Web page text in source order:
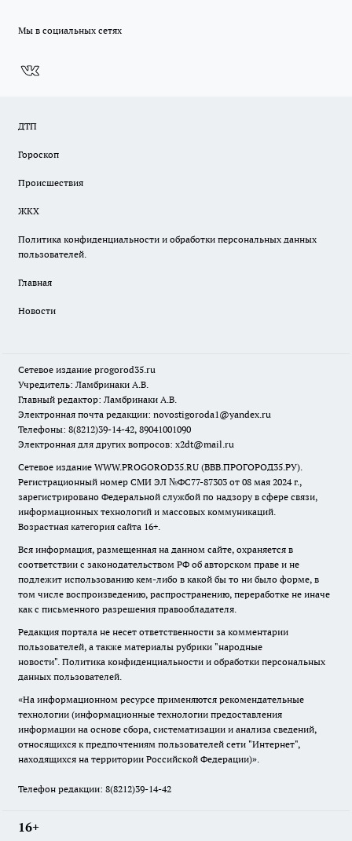
Мы в социальных сетях
ДТП
Гороскоп
Происшествия
ЖКХ
Политика конфиденциальности и обработки персональных данных
пользователей.
Главная
Новости
Сетевое издание progorod35.ru
Учредитель: Ламбринаки А.В.
Главный редактор: Ламбринаки А.В.
Электронная почта редакции: novostigoroda1@yandex.ru
Телефоны: 8(8212)39-14-42, 89041001090
Электронная для других вопросов: x2dt@mail.ru
Сетевое издание WWW.PROGOROD35.RU (ВВВ.ПРОГОРОД35.РУ).
Регистрационный номер СМИ ЭЛ №ФС77-87303 от 08 мая 2024 г.,
зарегистрировано Федеральной службой по надзору в сфере связи,
информационных технологий и массовых коммуникаций.
Возрастная категория сайта 16+.
Вся информация, размещенная на данном сайте, охраняется в
соответствии с законодательством РФ об авторском праве и не
подлежит использованию кем-либо в какой бы то ни было форме, в
том числе воспроизведению, распространению, переработке не иначе
как с письменного разрешения правообладателя.
Редакция портала не несет ответственности за комментарии
пользователей, а также материалы рубрики "народные
новости". Политика конфиденциальности и обработки персональных
данных пользователей.
«На информационном ресурсе применяются рекомендательные
технологии (информационные технологии предоставления
информации на основе сбора, систематизации и анализа сведений,
относящихся к предпочтениям пользователей сети "Интернет",
находящихся на территории Российской Федерации)».
Телефон редакции: 8(8212)39-14-42
16+